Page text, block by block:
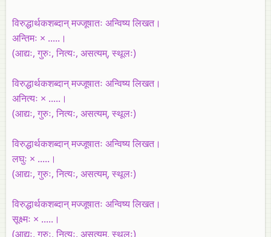
विरुद्धार्थकशब्दान्‌ मज्जूषातः अन्विष्य लिखत।
अन्तिमः × .....।
(आद्यः, गुरुः, नित्यः, असत्यम्‌, स्थूलः)
विरुद्धार्थकशब्दान्‌ मज्जूषातः अन्विष्य लिखत।
अनित्यः × .....।
(आद्यः, गुरुः, नित्यः, असत्यम्‌, स्थूलः)
विरुद्धार्थकशब्दान्‌ मज्जूषातः अन्विष्य लिखत।
लघुः × .....।
(आद्यः, गुरुः, नित्यः, असत्यम्‌, स्थूलः)
विरुद्धार्थकशब्दान्‌ मज्जूषातः अन्विष्य लिखत।
सूक्ष्मः × .....।
(आद्यः, गुरुः, नित्यः, असत्यम्‌, स्थूलः)